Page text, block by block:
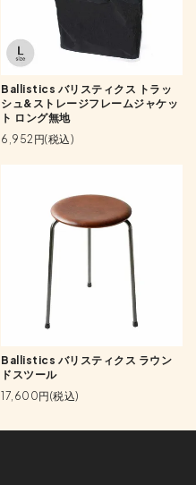
Ballistics バリスティクス トラッ
シュ&ストレージフレームジャケッ
ト ロング無地
6,952円(税込)
Ballistics バリスティクス ラウン
ドスツール
17,600円(税込)